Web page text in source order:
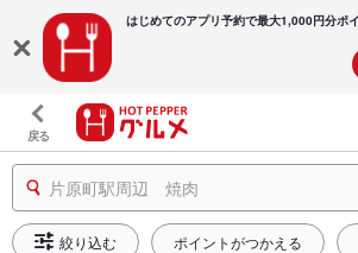
はじめてのアプリ予約で最大1,000円分ポ
戻る
片原町駅周辺 焼肉
絞り込む ポイントがつかえる